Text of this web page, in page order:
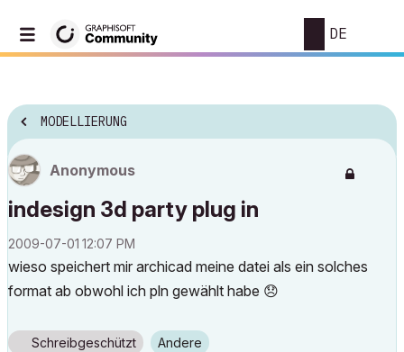
DE
MODELLIERUNG
Anonymous
indesign 3d party plug in
‎2009-07-01 12:07 PM
wieso speichert mir archicad meine datei als ein solches
format ab obwohl ich pln gewählt habe 😞
Schreibgeschützt Andere